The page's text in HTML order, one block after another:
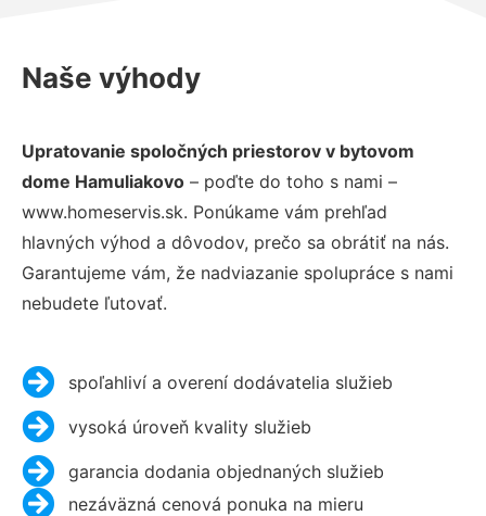
Naše výhody
Upratovanie spoločných priestorov v bytovom
dome Hamuliakovo – poďte do toho s nami –
www.homeservis.sk. Ponúkame vám prehľad
hlavných výhod a dôvodov, prečo sa obrátiť na nás.
Garantujeme vám, že nadviazanie spolupráce s nami
nebudete ľutovať.
spoľahliví a overení dodávatelia služieb
vysoká úroveň kvality služieb
garancia dodania objednaných služieb
nezáväzná cenová ponuka na mieru